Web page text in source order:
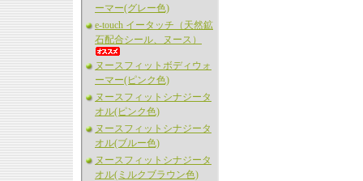
ーマー(グレー色)
e-touch イータッチ（天然鉱
石配合シール、ヌース）
ヌースフィットボディウォ
ーマー(ピンク色)
ヌースフィットシナジータ
オル(ピンク色)
ヌースフィットシナジータ
オル(ブルー色)
ヌースフィットシナジータ
オル(ミルクブラウン色)